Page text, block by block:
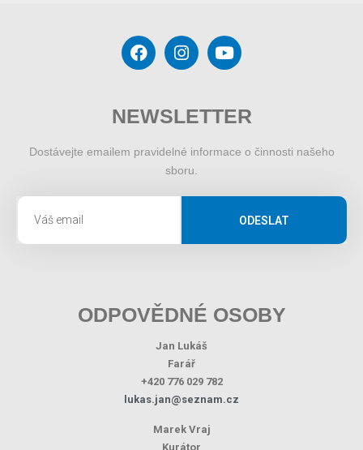
NEWSLETTER
Dostávejte emailem pravidelné informace o činnosti našeho
sboru.
ODESLAT
ODPOVĚDNÉ OSOBY
Jan Lukáš
Farář
+420 776 029 782
lukas.jan@seznam.cz
Marek Vraj
Kurátor